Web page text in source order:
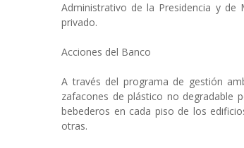
Administrativo de la Presidencia y de
privado.
Acciones del Banco
A través del programa de gestión
zafacones de plástico no degradable
bebederos en cada piso de los
otras.